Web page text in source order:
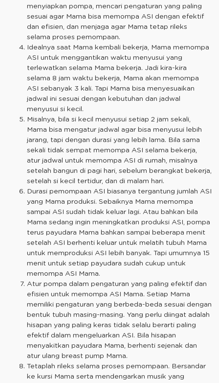
menyiapkan pompa, mencari pengaturan yang paling
sesuai agar Mama bisa memompa ASI dengan efektif
dan efisien, dan menjaga agar Mama tetap rileks
selama proses pemompaan.
Idealnya saat Mama kembali bekerja, Mama memompa
ASI untuk menggantikan waktu menyusui yang
terlewatkan selama Mama bekerja. Jadi kira-kira
selama 8 jam waktu bekerja, Mama akan memompa
ASI sebanyak 3 kali. Tapi Mama bisa menyesuaikan
jadwal ini sesuai dengan kebutuhan dan jadwal
menyusui si kecil.
Misalnya, bila si kecil menyusui setiap 2 jam sekali,
Mama bisa mengatur jadwal agar bisa menyusui lebih
jarang, tapi dengan durasi yang lebih lama. Bila sama
sekali tidak sempat memompa ASI selama bekerja,
atur jadwal untuk memompa ASI di rumah, misalnya
setelah bangun di pagi hari, sebelum berangkat bekerja,
setelah si kecil tertidur, dan di malam hari.
Durasi pemompaan ASI biasanya tergantung jumlah ASI
yang Mama produksi. Sebaiknya Mama memompa
sampai ASI sudah tidak keluar lagi. Atau bahkan bila
Mama sedang ingin meningkatkan produksi ASI, pompa
terus payudara Mama bahkan sampai beberapa menit
setelah ASI berhenti keluar untuk melatih tubuh Mama
untuk memproduksi ASI lebih banyak. Tapi umumnya 15
menit untuk setiap payudara sudah cukup untuk
memompa ASI Mama.
Atur pompa dalam pengaturan yang paling efektif dan
efisien untuk memompa ASI Mama. Setiap Mama
memiliki pengaturan yang berbeda-beda sesuai dengan
bentuk tubuh masing-masing. Yang perlu diingat adalah
hisapan yang paling keras tidak selalu berarti paling
efektif dalam mengeluarkan ASI. Bila hisapan
menyakitkan payudara Mama, berhenti sejenak dan
atur ulang breast pump Mama.
Tetaplah rileks selama proses pemompaan. Bersandar
ke kursi Mama serta mendengarkan musik yang